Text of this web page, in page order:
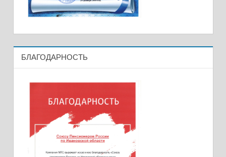
БЛАГОДАРНОСТЬ